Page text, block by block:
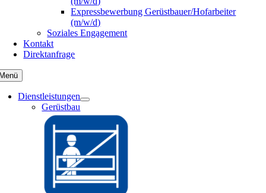
Expressbewerbung Gerüstbauer/Hofarbeiter
(m/w/d)
Soziales Engagement
Kontakt
Direktanfrage
Dienstleistungen
Gerüstbau